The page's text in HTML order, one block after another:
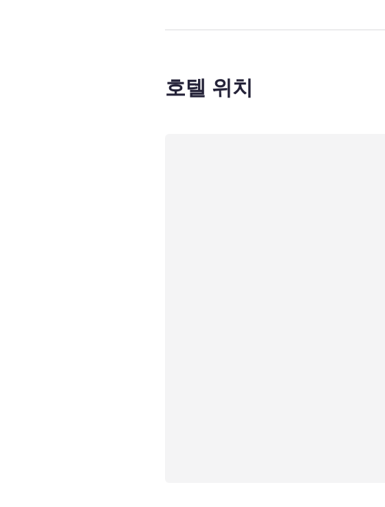
호텔 위치